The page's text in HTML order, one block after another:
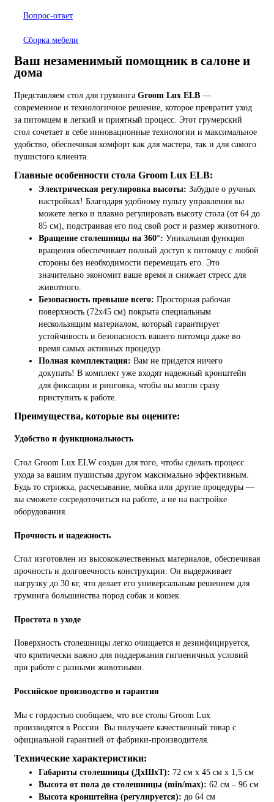
Вопрос-ответ
Сборка мебели
Ваш незаменимый помощник в салоне и
дома
Представляем стол для груминга Groom Lux ELB —
современное и технологичное решение, которое превратит уход
за питомцем в легкий и приятный процесс. Этот грумерский
стол сочетает в себе инновационные технологии и максимальное
удобство, обеспечивая комфорт как для мастера, так и для самого
пушистого клиента.
Главные особенности стола Groom Lux ELB:
Электрическая регулировка высоты: Забудьте о ручных
настройках! Благодаря удобному пульту управления вы
можете легко и плавно регулировать высоту стола (от 64 до
85 см), подстраивая его под свой рост и размер животного.
Вращение столешницы на 360°: Уникальная функция
вращения обеспечивает полный доступ к питомцу с любой
стороны без необходимости перемещать его. Это
значительно экономит ваше время и снижает стресс для
животного.
Безопасность превыше всего: Просторная рабочая
поверхность (72x45 см) покрыта специальным
нескользящим материалом, который гарантирует
устойчивость и безопасность вашего питомца даже во
время самых активных процедур.
Полная комплектация: Вам не придется ничего
докупать! В комплект уже входят надежный кронштейн
для фиксации и ринговка, чтобы вы могли сразу
приступить к работе.
Преимущества, которые вы оцените:
Удобство и функциональность
Стол Groom Lux ELW создан для того, чтобы сделать процесс
ухода за вашим пушистым другом максимально эффективным.
Будь то стрижка, расчесывание, мойка или другие процедуры —
вы сможете сосредоточиться на работе, а не на настройке
оборудования.
Прочность и надежность
Стол изготовлен из высококачественных материалов, обеспечивая
прочность и долговечность конструкции. Он выдерживает
нагрузку до 30 кг, что делает его универсальным решением для
груминга большинства пород собак и кошек.
Простота в уходе
Поверхность столешницы легко очищается и дезинфицируется,
что критически важно для поддержания гигиеничных условий
при работе с разными животными.
Российское производство и гарантия
Мы с гордостью сообщаем, что все столы Groom Lux
производятся в России. Вы получаете качественный товар с
официальной гарантией от фабрики-производителя.
Технические характеристики:
Габариты столешницы (ДхШхТ): 72 см x 45 см x 1,5 см
Высота от пола до столешницы (min/max): 62 см – 96 см
Высота кронштейна (регулируется): до 64 см